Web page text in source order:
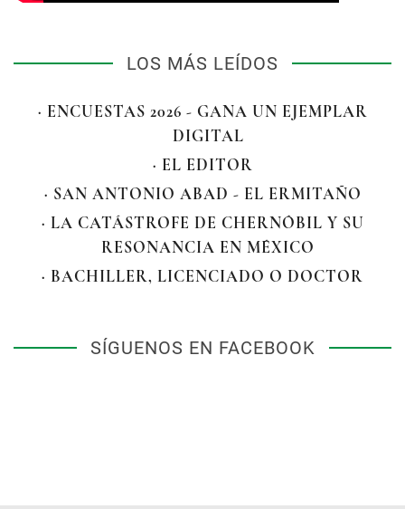
LOS MÁS LEÍDOS
· ENCUESTAS 2026 - GANA UN EJEMPLAR
DIGITAL
· EL EDITOR
· SAN ANTONIO ABAD - EL ERMITAÑO
· LA CATÁSTROFE DE CHERNÓBIL Y SU
RESONANCIA EN MÉXICO
· BACHILLER, LICENCIADO O DOCTOR
SÍGUENOS EN FACEBOOK